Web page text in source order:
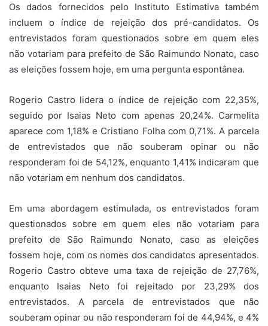
Os dados fornecidos pelo Instituto Estimativa também
incluem o índice de rejeição dos pré-candidatos. Os
entrevistados foram questionados sobre em quem eles
não votariam para prefeito de São Raimundo Nonato, caso
as eleições fossem hoje, em uma pergunta espontânea.
Rogerio Castro lidera o índice de rejeição com 22,35%,
seguido por Isaias Neto com apenas 20,24%. Carmelita
aparece com 1,18% e Cristiano Folha com 0,71%. A parcela
de entrevistados que não souberam opinar ou não
responderam foi de 54,12%, enquanto 1,41% indicaram que
não votariam em nenhum dos candidatos.
Em uma abordagem estimulada, os entrevistados foram
questionados sobre em quem eles não votariam para
prefeito de São Raimundo Nonato, caso as eleições
fossem hoje, com os nomes dos candidatos apresentados.
Rogerio Castro obteve uma taxa de rejeição de 27,76%,
enquanto Isaias Neto foi rejeitado por 23,29% dos
entrevistados. A parcela de entrevistados que não
souberam opinar ou não responderam foi de 44,94%, e 4%